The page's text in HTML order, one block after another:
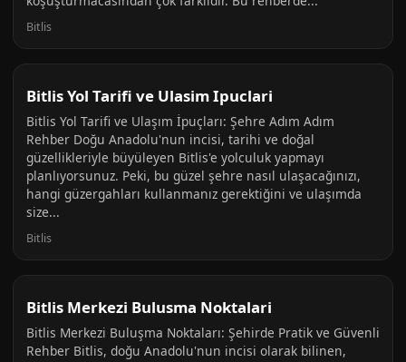
Bitlis
Bitlis Yol Tarifi ve Ulasim Ipuclari
Bitlis Yol Tarifi ve Ulaşım İpuçları: Şehre Adım Adım
Rehber Doğu Anadolu'nun incisi, tarihi ve doğal
güzellikleriyle büyüleyen Bitlis'e yolculuk yapmayı
planlıyorsunuz. Peki, bu güzel şehre nasıl ulaşacağınızı,
hangi güzergahları kullanmanız gerektiğini ve ulaşımda
size...
Bitlis
Bitlis Merkezi Bulusma Noktalari
Bitlis Merkezi Buluşma Noktaları: Şehirde Pratik ve Güvenli
Rehber Bitlis, doğu Anadolu'nun incisi olarak bilinen,